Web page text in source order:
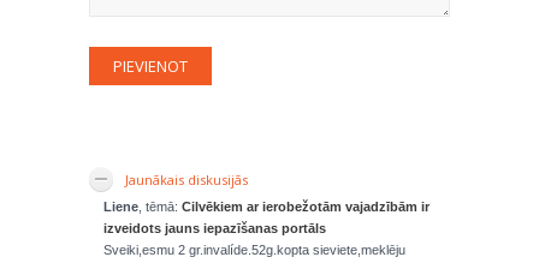
Jaunākais diskusijās
Liene , tēmā: Cilvēkiem ar ierobežotām vajadzībām ir
izveidots jauns iepazīšanas portāls
Sveiki,esmu 2 gr.invalíde.52g.kopta sieviete,meklēju